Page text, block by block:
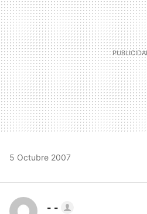
5 Octubre 2007
- -